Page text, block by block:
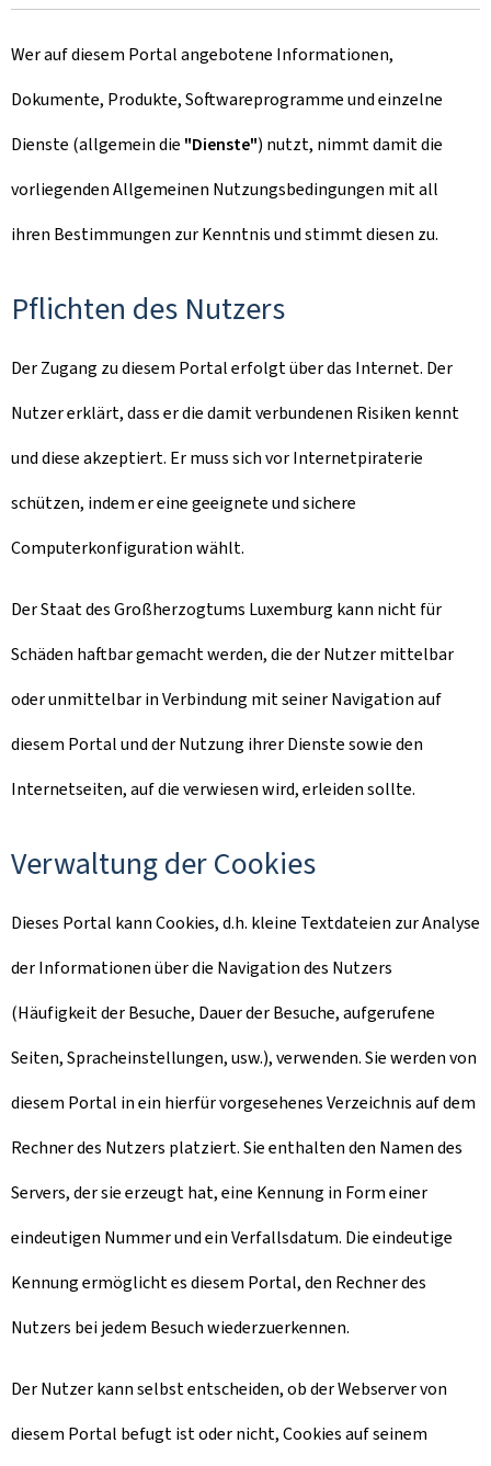
Wer auf diesem Portal angebotene Informationen,
Dokumente, Produkte, Softwareprogramme und einzelne
Dienste (allgemein die "Dienste") nutzt, nimmt damit die
vorliegenden Allgemeinen Nutzungsbedingungen mit all
ihren Bestimmungen zur Kenntnis und stimmt diesen zu.
Pflichten des Nutzers
Der Zugang zu diesem Portal erfolgt über das Internet. Der
Nutzer erklärt, dass er die damit verbundenen Risiken kennt
und diese akzeptiert. Er muss sich vor Internetpiraterie
schützen, indem er eine geeignete und sichere
Computerkonfiguration wählt.
Der Staat des Großherzogtums Luxemburg kann nicht für
Schäden haftbar gemacht werden, die der Nutzer mittelbar
oder unmittelbar in Verbindung mit seiner Navigation auf
diesem Portal und der Nutzung ihrer Dienste sowie den
Internetseiten, auf die verwiesen wird, erleiden sollte.
Verwaltung der Cookies
Dieses Portal kann Cookies, d.h. kleine Textdateien zur Analyse
der Informationen über die Navigation des Nutzers
(Häufigkeit der Besuche, Dauer der Besuche, aufgerufene
Seiten, Spracheinstellungen, usw.), verwenden. Sie werden von
diesem Portal in ein hierfür vorgesehenes Verzeichnis auf dem
Rechner des Nutzers platziert. Sie enthalten den Namen des
Servers, der sie erzeugt hat, eine Kennung in Form einer
eindeutigen Nummer und ein Verfallsdatum. Die eindeutige
Kennung ermöglicht es diesem Portal, den Rechner des
Nutzers bei jedem Besuch wiederzuerkennen.
Der Nutzer kann selbst entscheiden, ob der Webserver von
diesem Portal befugt ist oder nicht, Cookies auf seinem